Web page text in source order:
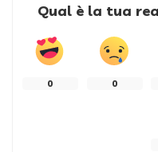
Qual è la tua
0 0